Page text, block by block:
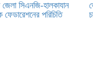
সিএনজি-হালকাযান
পরিচিতি